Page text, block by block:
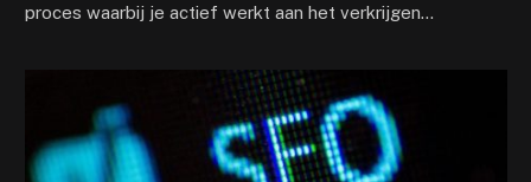
proces waarbij je actief werkt aan het verkrijgen…